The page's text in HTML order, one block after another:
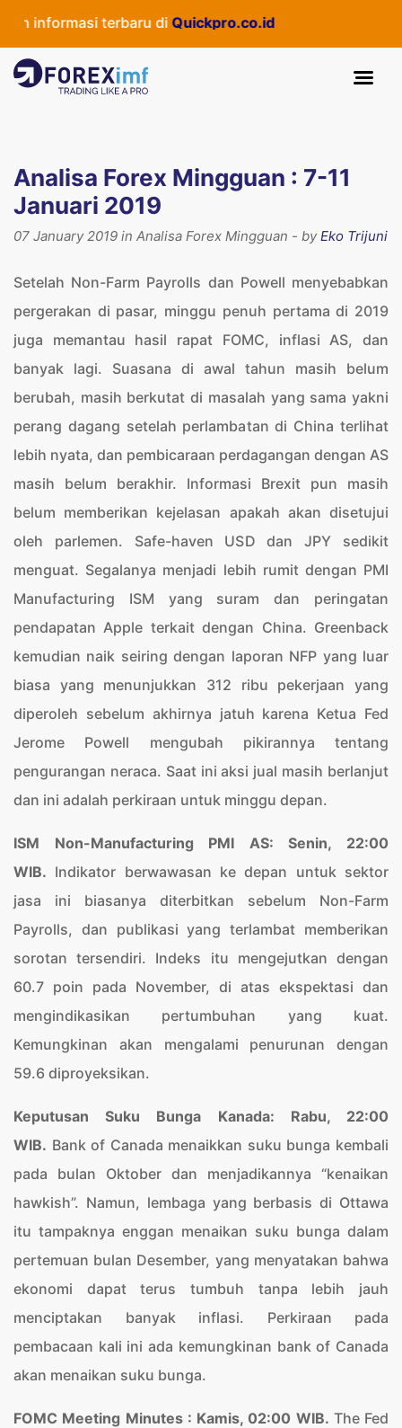
terbaru diQuickpro.co.id
Analisa Forex Mingguan : 7-11
Januari 2019
07 January 2019 in Analisa Forex Mingguan - byEko Trijuni
Setelah Non-Farm Payrolls dan Powell menyebabkan
pergerakan di pasar, minggu penuh pertama di 2019
juga memantau hasil rapat FOMC, inflasi AS, dan
banyak lagi. Suasana di awal tahun masih belum
berubah, masih berkutat di masalah yang sama yakni
perang dagang setelah perlambatan di China terlihat
lebih nyata, dan pembicaraan perdagangan dengan AS
masih belum berakhir. Informasi Brexit pun masih
belum memberikan kejelasan apakah akan disetujui
oleh parlemen. Safe-haven USD dan JPY sedikit
menguat. Segalanya menjadi lebih rumit dengan PMI
Manufacturing ISM yang suram dan peringatan
pendapatan Apple terkait dengan China. Greenback
kemudian naik seiring dengan laporan NFP yang luar
biasa yang menunjukkan 312 ribu pekerjaan yang
diperoleh sebelum akhirnya jatuh karena Ketua Fed
Jerome Powell mengubah pikirannya tentang
pengurangan neraca. Saat ini aksi jual masih berlanjut
dan ini adalah perkiraan untuk minggu depan.
ISM Non-Manufacturing PMI AS: Senin, 22:00
WIB. Indikator berwawasan ke depan untuk sektor
jasa ini biasanya diterbitkan sebelum Non-Farm
Payrolls, dan publikasi yang terlambat memberikan
sorotan tersendiri. Indeks itu mengejutkan dengan
60.7 poin pada November, di atas ekspektasi dan
mengindikasikan pertumbuhan yang kuat.
Kemungkinan akan mengalami penurunan dengan
59.6 diproyeksikan.
Keputusan Suku Bunga Kanada: Rabu, 22:00
WIB. Bank of Canada menaikkan suku bunga kembali
pada bulan Oktober dan menjadikannya “kenaikan
hawkish”. Namun, lembaga yang berbasis di Ottawa
itu tampaknya enggan menaikan suku bunga dalam
pertemuan bulan Desember, yang menyatakan bahwa
ekonomi dapat terus tumbuh tanpa lebih jauh
menciptakan banyak inflasi. Perkiraan pada
pembacaan kali ini ada kemungkinan bank of Canada
akan menaikan suku bunga.
FOMC Meeting Minutes : Kamis, 02:00 WIB. The Fed